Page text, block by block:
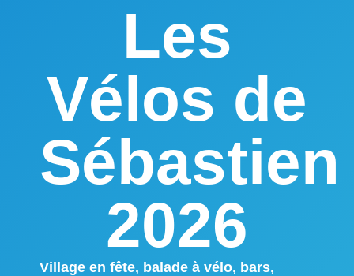
Les
Vélos de
Sébastien
2026
Village en fête, balade à vélo, bars,